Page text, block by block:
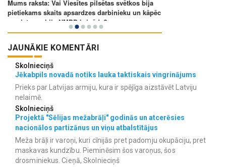
JAUNĀKIE KOMENTĀRI
Skolnieciņš
Jēkabpils novadā notiks lauka taktiskais vingrinājums
Prieks par Latvijas armiju, kura ir spējīga aizstāvēt Latviju
nelaimē.
Skolnieciņš
Projektā "Sēlijas mežabrāļi" godinās un atcerēsies
nacionālos partizānus un viņu atbalstītājus
Meža brāļi ir varoņi, kuri cīnijās pret padomju okupāciju, pret
maskavas kundzību. Pieminēsim šos varoņus, šos
drosminiekus. Cieņā, Skolnieciņš